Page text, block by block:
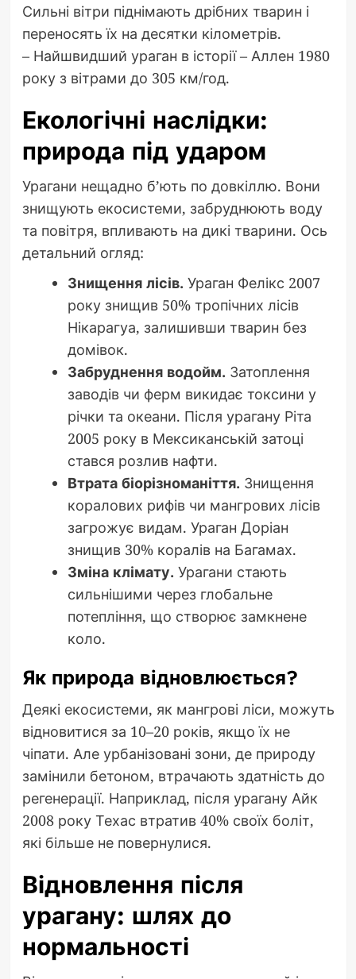
Сильні вітри піднімають дрібних тварин і
переносять їх на десятки кілометрів.
– Найшвидший ураган в історії – Аллен 1980
року з вітрами до 305 км/год.
Екологічні наслідки:
природа під ударом
Урагани нещадно б’ють по довкіллю. Вони
знищують екосистеми, забруднюють воду
та повітря, впливають на дикі тварини. Ось
детальний огляд:
Знищення лісів. Ураган Фелікс 2007
року знищив 50% тропічних лісів
Нікарагуа, залишивши тварин без
домівок.
Забруднення водойм. Затоплення
заводів чи ферм викидає токсини у
річки та океани. Після урагану Ріта
2005 року в Мексиканській затоці
стався розлив нафти.
Втрата біорізноманіття. Знищення
коралових рифів чи мангрових лісів
загрожує видам. Ураган Доріан
знищив 30% коралів на Багамах.
Зміна клімату. Урагани стають
сильнішими через глобальне
потепління, що створює замкнене
коло.
Як природа відновлюється?
Деякі екосистеми, як мангрові ліси, можуть
відновитися за 10–20 років, якщо їх не
чіпати. Але урбанізовані зони, де природу
замінили бетоном, втрачають здатність до
регенерації. Наприклад, після урагану Айк
2008 року Техас втратив 40% своїх боліт,
які більше не повернулися.
Відновлення після
урагану: шлях до
нормальності